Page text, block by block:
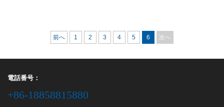
前へ 1 2 3 4 5 6 次へ
電話番号：
+86-18858815880